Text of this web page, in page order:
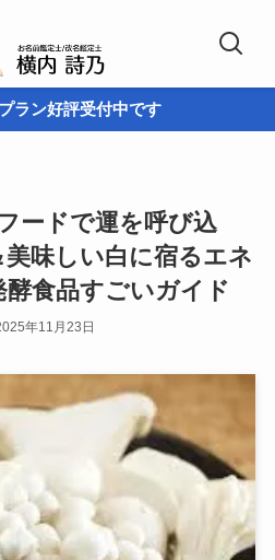
ラン好評受付中です
ードで運を呼び込
美味しい白に宿るエネ
酵食品すごいガイド
年11月23日